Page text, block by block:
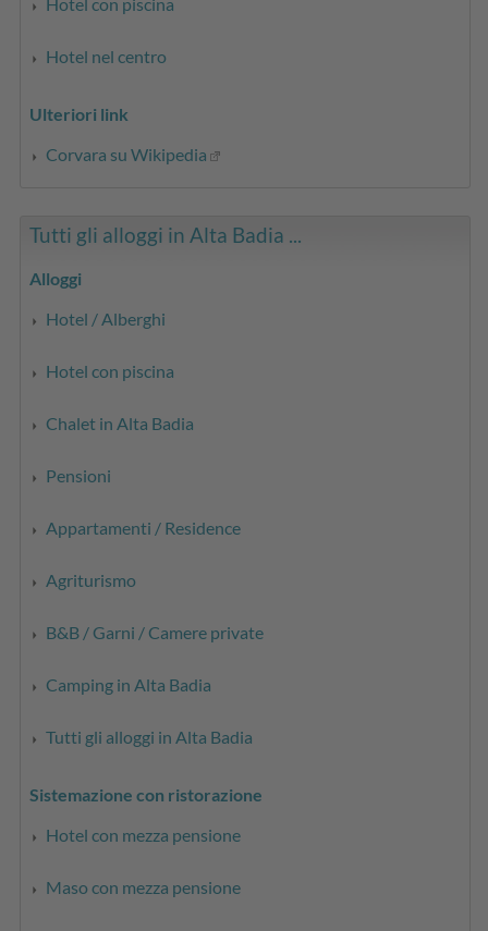
Hotel nel centro
Ulteriori link
Corvara su Wikipedia
Tutti gli alloggi in Alta Badia ...
Alloggi
Hotel / Alberghi
Hotel con piscina
Chalet in Alta Badia
Pensioni
Appartamenti / Residence
Agriturismo
B&B / Garni / Camere private
Camping in Alta Badia
Tutti gli alloggi in Alta Badia
Sistemazione con ristorazione
Hotel con mezza pensione
Maso con mezza pensione